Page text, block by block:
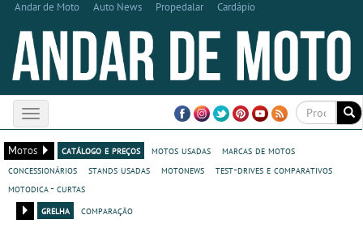
Andar de Moto Auto News Propedalar Cardápio
Toggle
navigation
Motos
catálogo e preços motos usadas
marcas de motos
concessionários
stands usadas motonews
test-drives e comparativos
motodica - curtas
grelha
comparação